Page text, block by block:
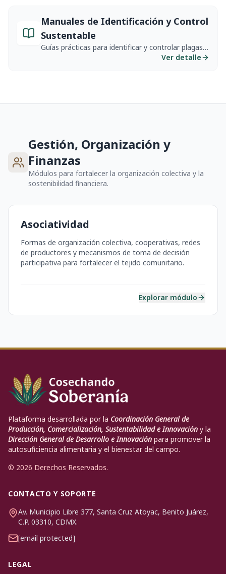
Manuales de Identificación y Control
Sustentable
Guías prácticas para identificar y controlar plagas,
enfermedades y malezas de forma sustentable.
Ver detalle
Gestión, Organización y
Finanzas
Módulos para fortalecer la organización colectiva y la
sostenibilidad financiera.
Asociatividad
Formas de organización colectiva, cooperativas, redes
de productores y mecanismos de toma de decisión
participativa para fortalecer el tejido comunitario.
Explorar módulo
Plataforma desarrollada por la Coordinación General de
Producción, Comercialización, Sustentabilidad e Innovación y la
Dirección General de Desarrollo e Innovación para promover la
autosuficiencia alimentaria y el bienestar del campo.
© 2026 Derechos Reservados.
CONTACTO Y SOPORTE
Av. Municipio Libre 377, Santa Cruz Atoyac, Benito Juárez,
C.P. 03310, CDMX.
[email protected]
LEGAL